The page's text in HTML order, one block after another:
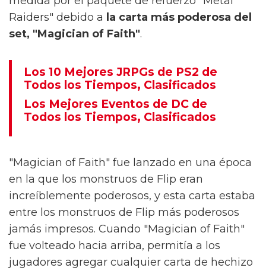
Raiders" debido a la carta más poderosa del
set, "Magician of Faith".
Los 10 Mejores JRPGs de PS2 de
Todos los Tiempos, Clasificados
Los Mejores Eventos de DC de
Todos los Tiempos, Clasificados
"Magician of Faith" fue lanzado en una época
en la que los monstruos de Flip eran
increíblemente poderosos, y esta carta estaba
entre los monstruos de Flip más poderosos
jamás impresos. Cuando "Magician of Faith"
fue volteado hacia arriba, permitía a los
jugadores agregar cualquier carta de hechizo